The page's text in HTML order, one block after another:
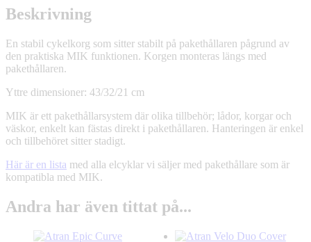
Beskrivning
En stabil cykelkorg som sitter stabilt på pakethållaren pågrund av
den praktiska MIK funktionen. Korgen monteras längs med
pakethållaren.
Yttre dimensioner: 43/32/21 cm
MIK är ett pakethållarsystem där olika tillbehör; lådor, korgar och
väskor, enkelt kan fästas direkt i pakethållaren. Hanteringen är enkel
och tillbehöret sitter stadigt.
Här är en lista med alla elcyklar vi säljer med pakethållare som är
kompatibla med MIK.
Andra har även tittat på...